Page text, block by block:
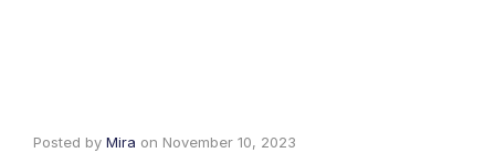
Posted by Mira on November 10, 2023